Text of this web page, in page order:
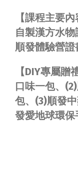
【課程主要
自製漢方水
順發體驗營證
【DIY專屬
口味一包、
包、(3)順發
發愛地球環保